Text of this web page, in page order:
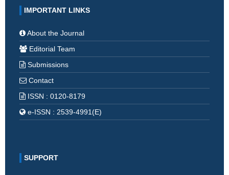
IMPORTANT LINKS
About the Journal
Editorial Team
Submissions
Contact
ISSN : 0120-8179
e-ISSN : 2539-4991(E)
SUPPORT